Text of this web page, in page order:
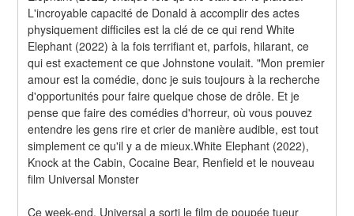
L'incroyable capacité de Donald à accomplir des actes
physiquement difficiles est la clé de ce qui rend White
Elephant (2022) à la fois terrifiant et, parfois, hilarant, ce
qui est exactement ce que Johnstone voulait. "Mon premier
amour est la comédie, donc je suis toujours à la recherche
d'opportunités pour faire quelque chose de drôle. Et je
pense que faire des comédies d'horreur, où vous pouvez
entendre les gens rire et crier de manière audible, est tout
simplement ce qu'il y a de mieux.White Elephant (2022),
Knock at the Cabin, Cocaine Bear, Renfield et le nouveau
film Universal Monster
Ce week-end, Universal a sorti le film de poupée tueur